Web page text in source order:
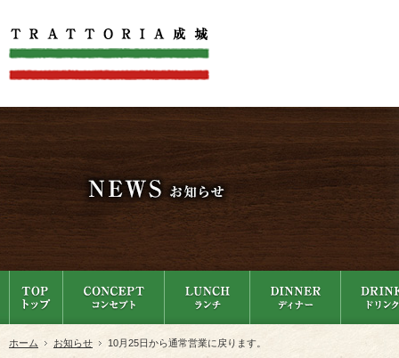
ホーム お知らせ 10月25日から通常営業に戻ります。